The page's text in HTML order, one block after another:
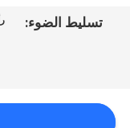
تسليط الضوء: